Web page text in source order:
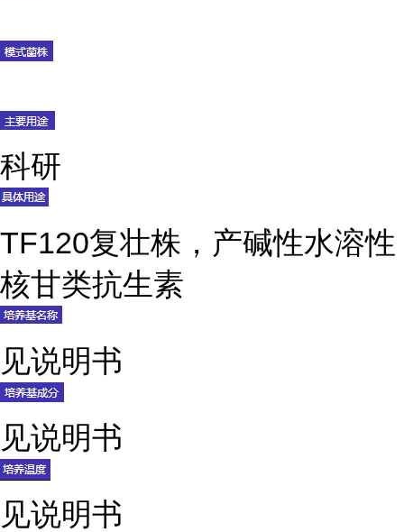
科研
TF120复壮株，产碱性水溶性
核甘类抗生素
见说明书
见说明书
见说明书